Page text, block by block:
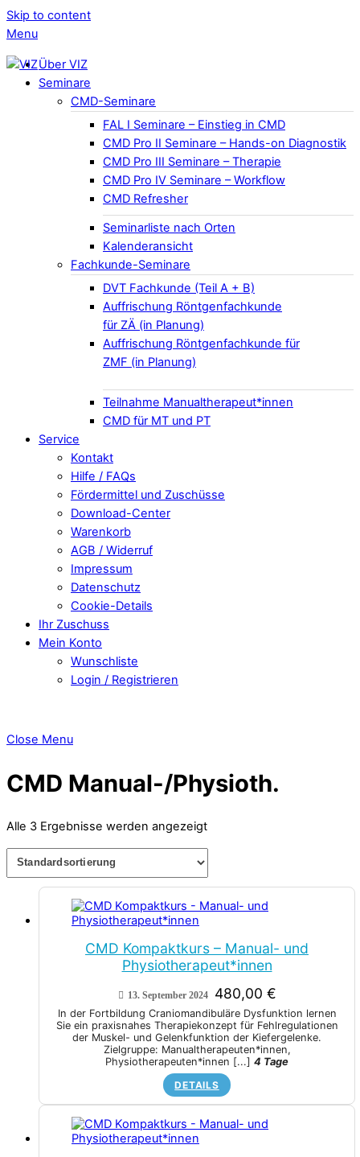
Skip to content
Menu
Über VIZ
Seminare
CMD-Seminare
FAL I Seminare – Einstieg in CMD
CMD Pro II Seminare – Hands-on Diagnostik
CMD Pro III Seminare – Therapie
CMD Pro IV Seminare – Workflow
CMD Refresher
Seminarliste nach Orten
Kalenderansicht
Fachkunde-Seminare
DVT Fachkunde (Teil A + B)
Auffrischung Röntgenfachkunde
für ZÄ (in Planung)
Auffrischung Röntgenfachkunde für
ZMF (in Planung)
Teilnahme Manualtherapeut*innen
CMD für MT und PT
Service
Kontakt
Hilfe / FAQs
Fördermittel und Zuschüsse
Download-Center
Warenkorb
AGB / Widerruf
Impressum
Datenschutz
Cookie-Details
Ihr Zuschuss
Mein Konto
Wunschliste
Login / Registrieren
Close Menu
CMD Manual-/Physioth.
Alle 3 Ergebnisse werden angezeigt
CMD Kompaktkurs – Manual- und
Physiotherapeut*innen
13. September 2024 480,00 €
In der Fortbildung Craniomandibuläre Dysfunktion lernen
Sie ein praxisnahes Therapiekonzept für Fehlregulationen
der Muskel- und Gelenkfunktion der Kiefergelenke.
Zielgruppe: Manualtherapeuten*innen,
Physiotherapeuten*innen [...] 4 Tage
DETAILS